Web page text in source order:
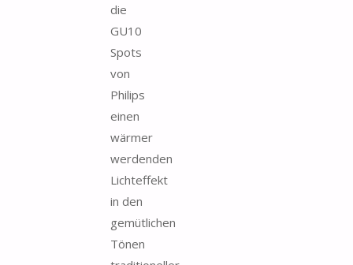
die
GU10
Spots
von
Philips
einen
wärmer
werdenden
Lichteffekt
in den
gemütlichen
Tönen